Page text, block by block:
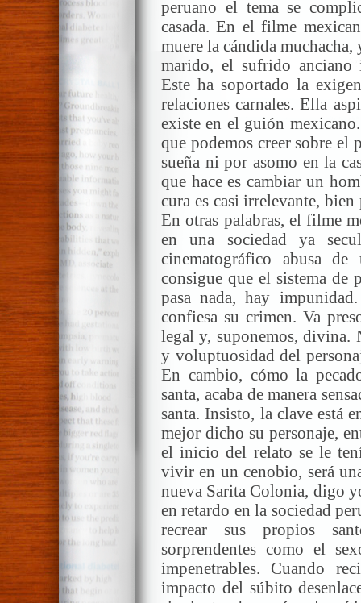
peruano el tema se
casada. En el filme
muere la cándida
marido, el sufrido anciano
Este ha soportado la
relaciones carnales. Ella
existe en el guión
que podemos creer sobre el
sueña ni por asomo en la
que hace es cambiar un
cura es casi irrelevante,
En otras palabras, el filme
en una sociedad ya
cinematográfico abusa
consigue que el sistema
pasa nada, hay
confiesa su crimen. Va
legal y, suponemos, divina.
y voluptuosidad del
En cambio, cómo la
santa, acaba de manera
santa. Insisto, la clave está
mejor dicho su personaje,
el inicio del relato se le
vivir en un cenobio, será
nueva Sarita Colonia, digo
en retardo en la sociedad
recrear sus propios
sorprendentes como el
impenetrables. Cuando
impacto del súbito